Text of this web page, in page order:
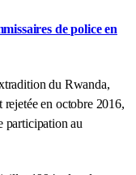
de police en
du Rwanda,
en octobre 2016,
participation au